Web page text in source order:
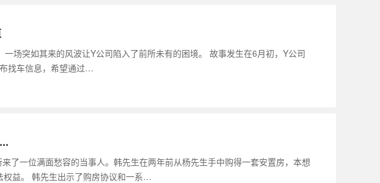
场突如其来的风波让Y公司陷入了前所未有的困境。 故事发生在6月初，Y公司
找车信息，希望通过…
了一位满面愁容的当事人。韩先生在两年前从杨先生手中购得一套安置房，本想
权益。 韩先生出示了购房协议和一系…